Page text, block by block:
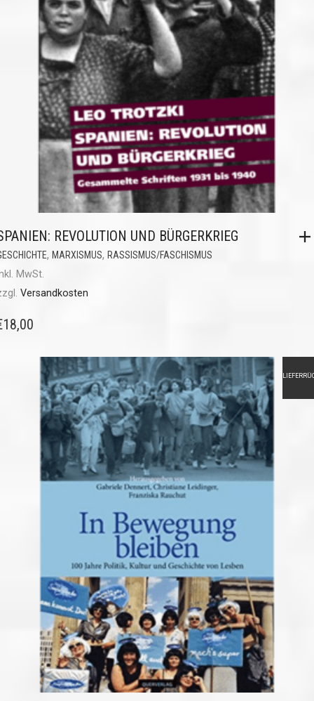
REVOLUTION UND BÜRGERKRIEG
, MARXISMUS, RASSISMUS/FASCHISMUS
MwSt.
Versandkosten
18,00